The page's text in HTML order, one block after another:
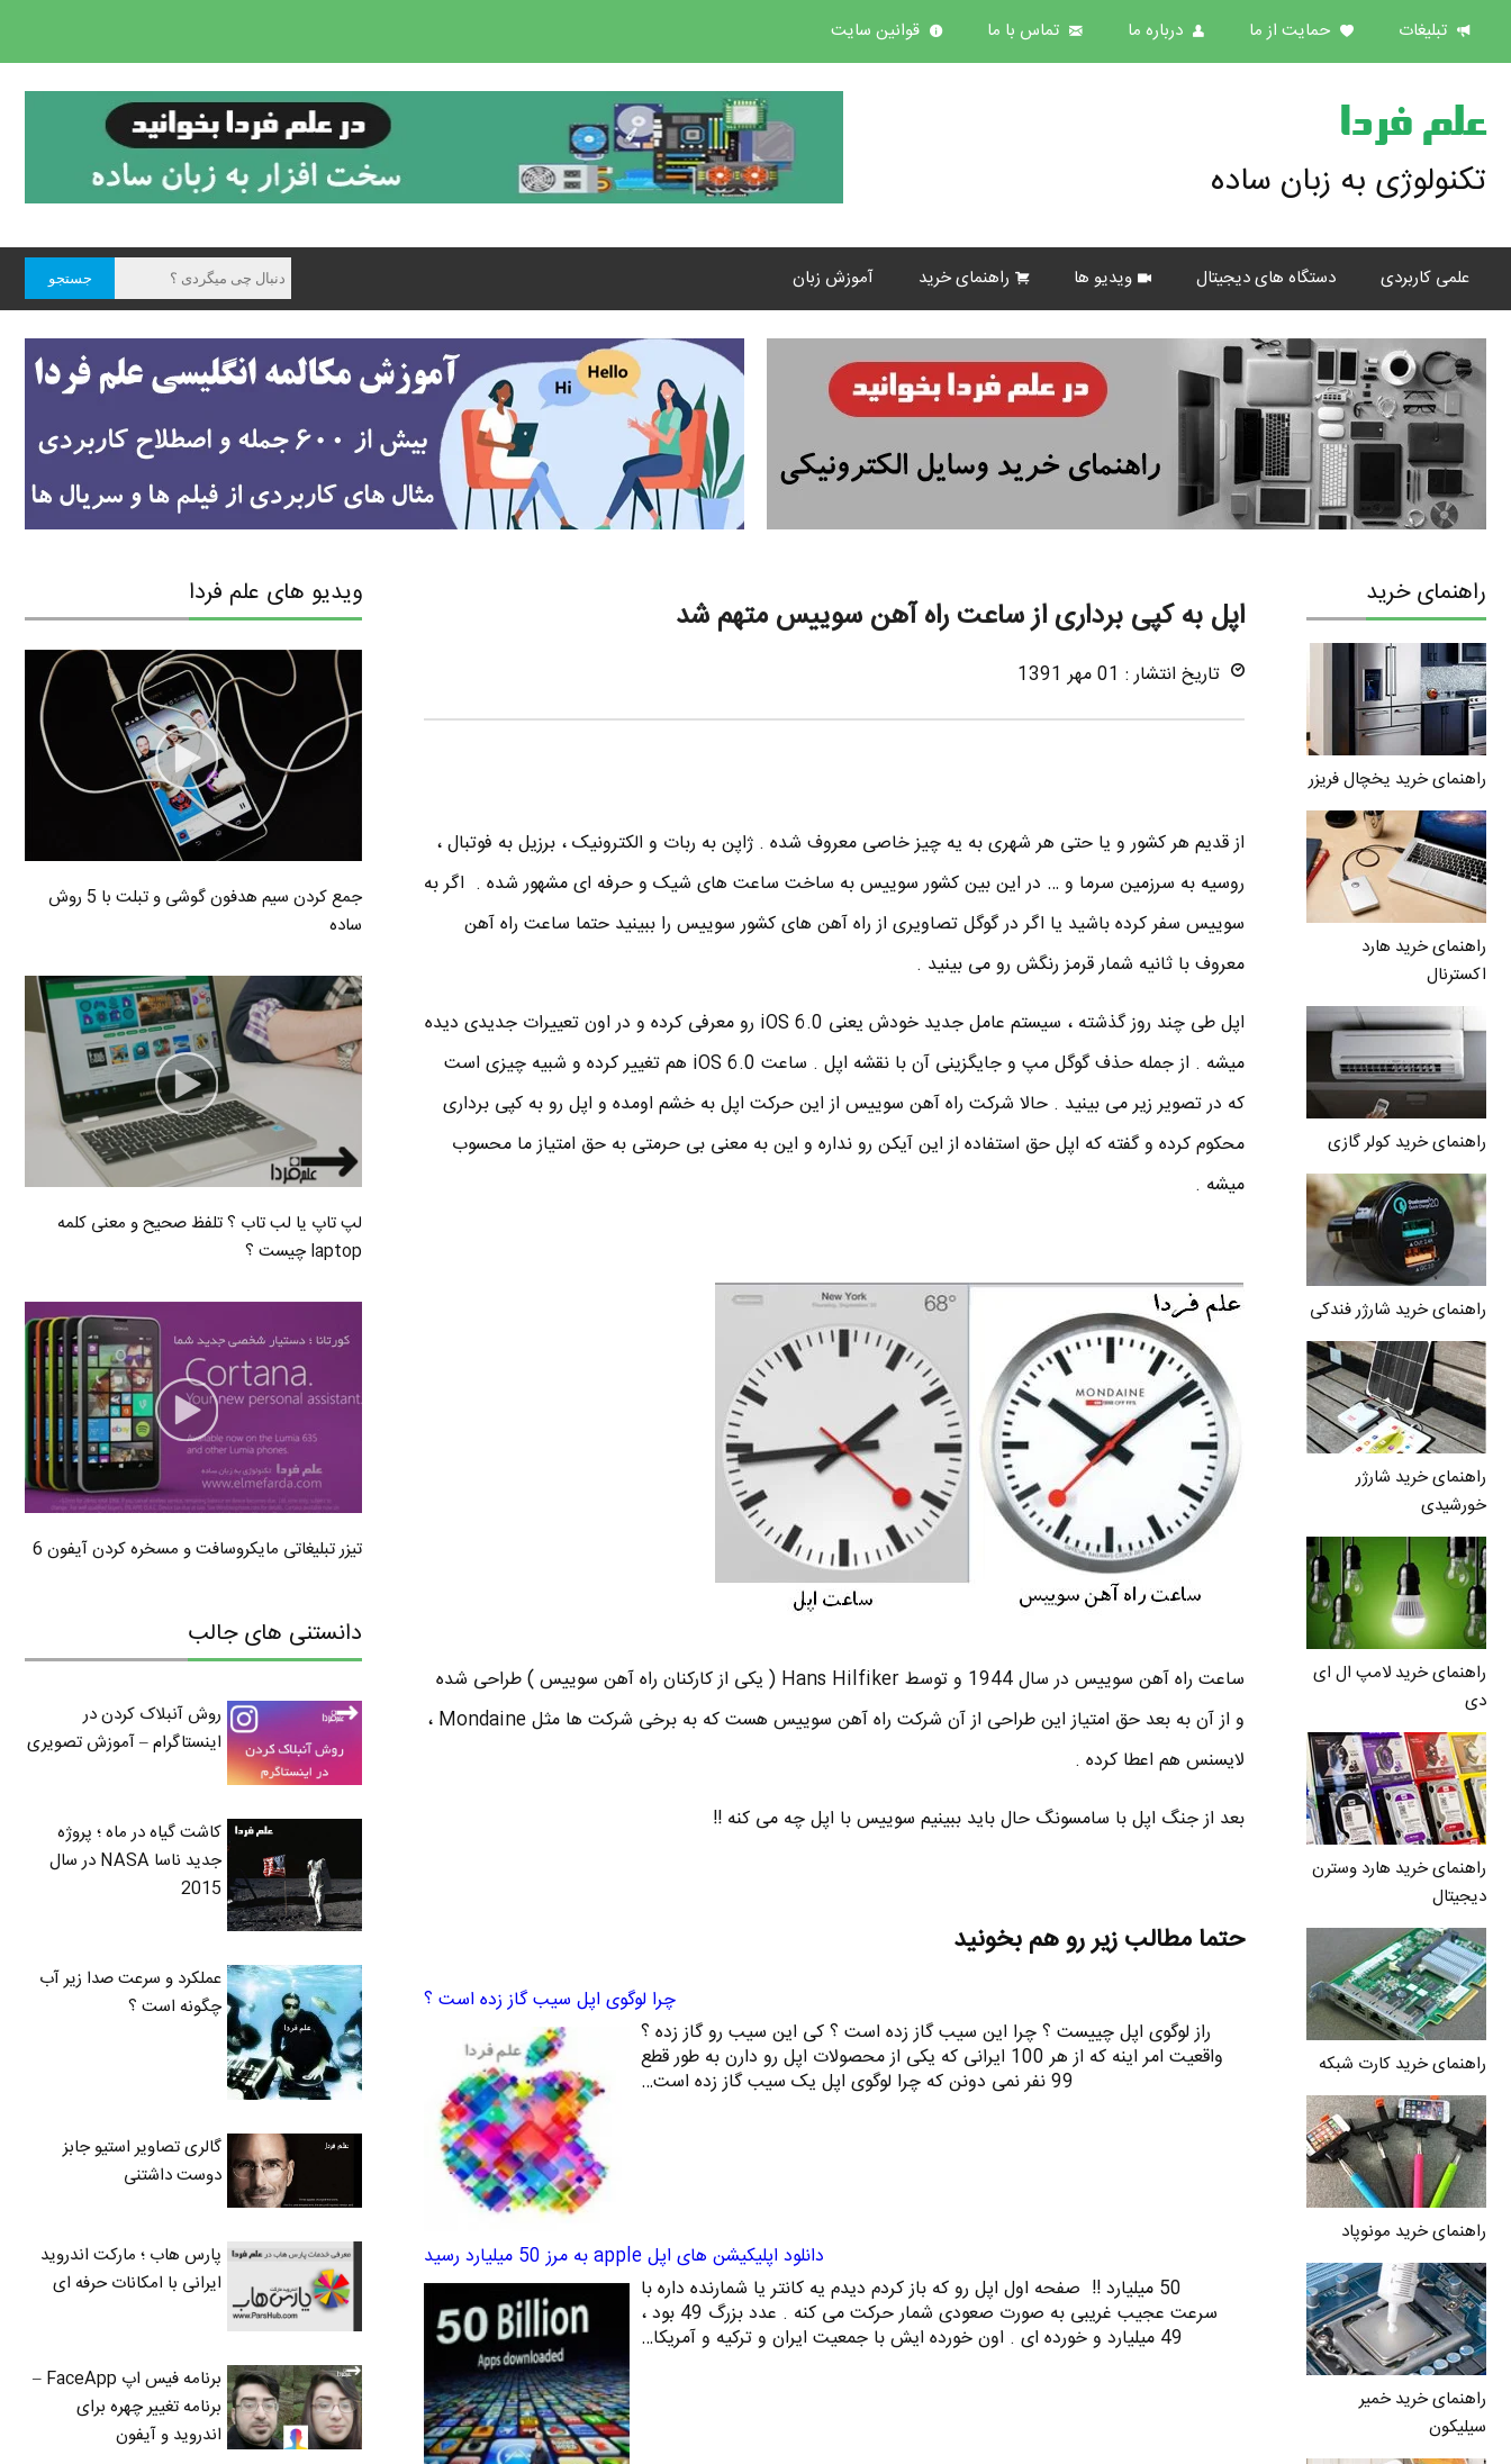
تبلیغات حمایت از ما درباره ما تماس با ما قوانین سایت
علم فردا
تکنولوژی به زبان ساده
علمی کاربردی دستگاه های دیجیتال ویدیو ها راهنمای خرید آموزش زبان
راهنمای خرید
راهنمای خرید یخچال فریزر
راهنمای خرید هارد
اکسترنال
راهنمای خرید کولر گازی
راهنمای خرید شارژر فندکی
راهنمای خرید شارژر
خورشیدی
راهنمای خرید لامپ ال ای
دی
راهنمای خرید هارد وسترن
دیجیتال
راهنمای خرید کارت شبکه
راهنمای خرید مونوپاد
راهنمای خرید خمیر
سیلیکون
اپل به کپی برداری از ساعت راه آهن سوییس متهم شد
تاریخ انتشار : 01 مهر 1391
از قدیم هر کشور و یا حتی هر شهری به یه چیز خاصی معروف شده . ژاپن به ربات و الکترونیک ، برزیل به فوتبال ،
روسیه به سرزمین سرما و … در این بین کشور سوییس به ساخت ساعت های شیک و حرفه ای مشهور شده . اگر به
سوییس سفر کرده باشید یا اگر در گوگل تصاویری از راه آهن های کشور سوییس را ببینید حتما ساعت راه آهن
معروف با ثانیه شمار قرمز رنگش رو می بینید .
اپل طی چند روز گذشته ، سیستم عامل جدید خودش یعنی iOS 6.0 رو معرفی کرده و در اون تعییرات جدیدی دیده
میشه . از جمله حذف گوگل مپ و جایگزینی آن با نقشه اپل . ساعت iOS 6.0 هم تغییر کرده و شبیه چیزی است
که در تصویر زیر می بینید . حالا شرکت راه آهن سوییس از این حرکت اپل به خشم اومده و اپل رو به کپی برداری
محکوم کرده و گفته که اپل حق استفاده از این آیکن رو نداره و این به معنی بی حرمتی به حق امتیاز ما محسوب
میشه .
ساعت راه آهن سوییس در سال 1944 و توسط Hans Hilfiker ( یکی از کارکنان راه آهن سوییس ) طراحی شده
و از آن به بعد حق امتیاز این طراحی از آن شرکت راه آهن سوییس هست که به برخی شرکت ها مثل Mondaine ،
لایسنس هم اعطا کرده .
بعد از جنگ اپل با سامسونگ حال باید ببینیم سوییس با اپل چه می کنه !!
حتما مطالب زیر رو هم بخونید
چرا لوگوی اپل سیب گاز زده است ؟
راز لوگوی اپل چییست ؟ چرا این سیب گاز زده است ؟ کی این سیب رو گاز زده ؟
واقعیت امر اینه که از هر 100 ایرانی که یکی از محصولات اپل رو دارن به طور قطع
99 نفر نمی دونن که چرا لوگوی اپل یک سیب گاز زده است…
دانلود اپلیکیشن های اپل apple به مرز 50 میلیارد رسید
50 میلیارد !! صفحه اول اپل رو که باز کردم دیدم یه کانتر یا شمارنده داره با
سرعت عجیب غریبی به صورت صعودی شمار حرکت می کنه . عدد بزرگ 49 بود ،
49 میلیارد و خورده ای . اون خورده ایش با جمعیت ایران و ترکیه و آمریکا…
ویدیو های علم فردا
جمع کردن سیم هدفون گوشی و تبلت با 5 روش
ساده
لپ تاپ یا لب تاب ؟ تلفظ صحیح و معنی کلمه
laptop چیست ؟
تیزر تبلیغاتی مایکروسافت و مسخره کردن آیفون 6
دانستنی های جالب
روش آنبلاک کردن در
اینستاگرام – آموزش تصویری
کاشت گیاه در ماه ؛ پروژه
جدید ناسا NASA در سال
2015
عملکرد و سرعت صدا زیر آب
چگونه است ؟
گالری تصاویر استیو جابز
دوست داشتنی
پارس هاب ؛ مارکت اندروید
ایرانی با امکانات حرفه ای
برنامه فیس اپ FaceApp –
برنامه تغییر چهره برای
اندروید و آیفون